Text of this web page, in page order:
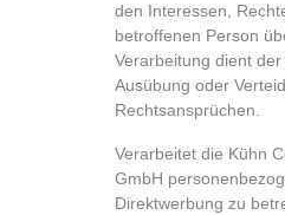
den Interessen,
betroffenen Person
Verarbeitung dient
Ausübung oder
Rechtsansprüchen.
Verarbeitet die Kühn
GmbH
Direktwerbung zu